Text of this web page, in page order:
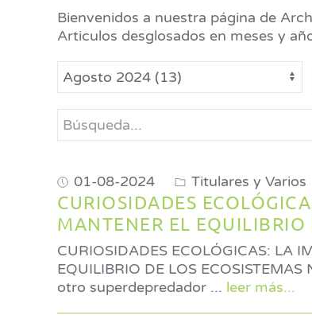
Bienvenidos a nuestra página de
Articulos desglosados en meses y
01-08-2024 Titulares y Varios
CURIOSIDADES
MANTENER EL EQUILIBRIO
CURIOSIDADES ECOLÓGICAS: LA
EQUILIBRIO DE LOS ECOSISTEMAS NATURALES Su papel no puede ser
otro superdepredador ... leer más...